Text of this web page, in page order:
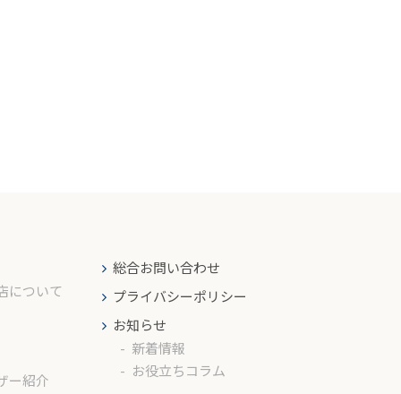
について
ー紹介
総合お問い合わせ
プライバシーポリシー
お知らせ
新着情報
お役立ちコラム